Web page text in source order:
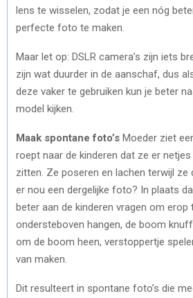
lens te wisselen, zodat je een nóg
perfecte foto te maken.
Maar let op: DSLR camera’s zijn iets
zijn wat duurder in de aanschaf, dus
deze vaker te gebruiken kun je beter
model kijken.
Maak spontane foto’s Moeder ziet
roept naar de kinderen dat ze er
zitten. Ze poseren en lachen terwijl ze
er nou een dergelijke foto? In plaats
beter aan de kinderen vragen om erop
ondersteboven hangen, de boom
om de boom heen, verstoppertje
van maken.
Dit resulteert in spontane foto’s die